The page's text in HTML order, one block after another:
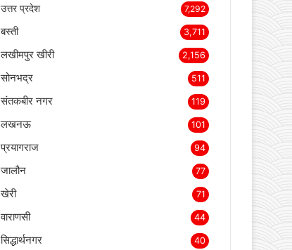
हनुमानगढ़ 7
कुचामन सिटी 6
नाकोड़ा 6
मेवात 5
उत्तर प्रदेश 7,292
बस्ती 3,711
लखीमपुर खीरी 2,156
सोनभद्र 511
संतकबीर नगर 119
लखनऊ 101
प्रयागराज 94